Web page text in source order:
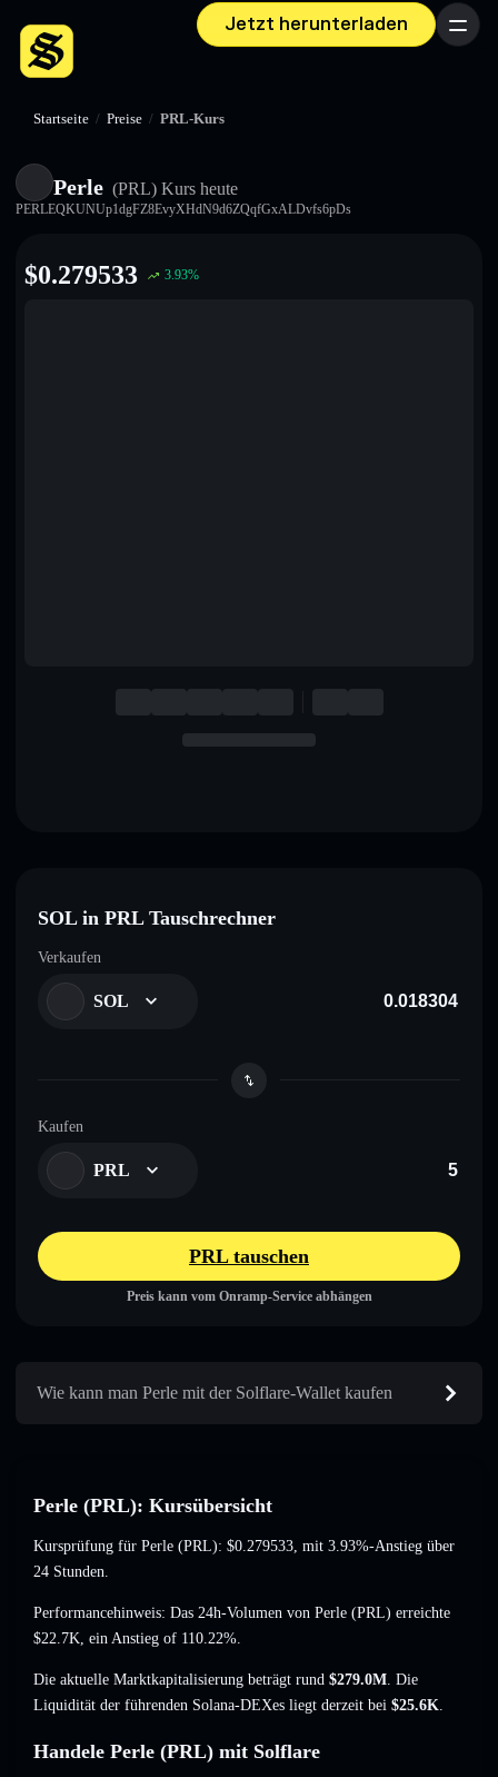
Jetzt herunterladen Menü
Startseite / Preise / PRL-Kurs
Perle (PRL) Kurs heute
PERLEQKUNUp1dgFZ8EvyXHdN9d6ZQqfGxALDvfs6pDs
$0.279533 3.93%
SOL in PRL Tauschrechner
Verkaufen
SOL
Kaufen
PRL
PRL tauschen
Preis kann vom Onramp-Service abhängen
Wie kann man Perle mit der Solflare-Wallet kaufen
Perle (PRL): Kursübersicht
Kursprüfung für Perle (PRL): $0.279533, mit 3.93%-Anstieg über
24 Stunden.
Performancehinweis: Das 24h-Volumen von Perle (PRL) erreichte
$22.7K, ein Anstieg of 110.22%.
Die aktuelle Marktkapitalisierung beträgt rund $279.0M. Die
Liquidität der führenden Solana-DEXes liegt derzeit bei $25.6K.
Handele Perle (PRL) mit Solflare